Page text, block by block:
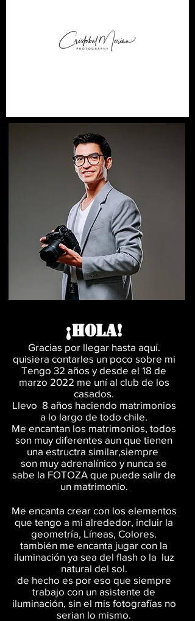
¡HOLA!
Gracias por llegar hasta aquí.
quisiera contarles un poco sobre mi
Tengo 32 años y desde el 18 de
marzo 2022 me uní al club de los
casados.
Llevo 8 años haciendo matrimonios
a lo largo de todo chile.
Me encantan los matrimonios, todos
son muy diferentes aun que tienen
una estructra similar,siempre
son muy adrenalínico y nunca se
sabe la FOTOZA que puede salir de
un matrimonio.
Me encanta crear con los elementos
que tengo a mi alrededor, incluir la
geometría, Líneas, Colores.
también me encanta jugar con la
iluminación ya sea del flash o la luz
natural del sol.
de hecho es por eso que siempre
trabajo con un asistente de
iluminación, sin el mis fotografías no
serian lo mismo.